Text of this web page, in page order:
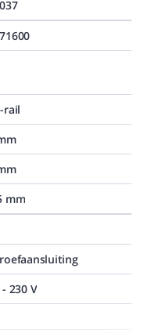
rail
mm
230 V